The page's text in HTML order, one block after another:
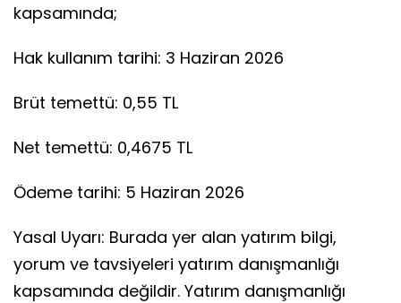
kapsamında;
Hak kullanım tarihi: 3 Haziran 2026
Brüt temettü: 0,55 TL
Net temettü: 0,4675 TL
Ödeme tarihi: 5 Haziran 2026
Yasal Uyarı: Burada yer alan yatırım bilgi,
yorum ve tavsiyeleri yatırım danışmanlığı
kapsamında değildir. Yatırım danışmanlığı